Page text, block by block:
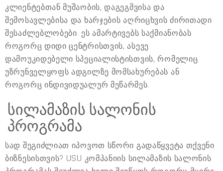
კლიენტებთან მუშაობის, დაგეგმვისა და
შემოსავლებისა და ხარჯების აღრიცხვის ძირითადი
შესაძლებლობები. ეს ამარტივებს საქმიანობას
როგორც დიდი ცენტრისთვის, ასევე
დამოუკიდებელი სპეციალისტისთვის, რომელიც
უზრუნველყოფს ადგილზე მომსახურებას ან
როგორც ინდივიდუალურ მეწარმეს.
სილამაზის სალონის
პროგრამა
სად შეგიძლიათ იპოვოთ სწორი გადაწყვეტა თქვენი
ბიზნესისთვის? USU კომპანიის სილამაზის სალონის